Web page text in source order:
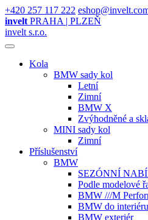
+420 257 117 222
invelt PRAHA | PLZEŇ
invelt s.r.o.
Kola
BMW sady kol
Letní
Zimní
BMW X
Zvýhodněné a
MINI sady kol
Zimní
Příslušenství
BMW
SEZÓNNÍ
Podle modelové
BMW ///M
BMW do interiéru
BMW exteriér